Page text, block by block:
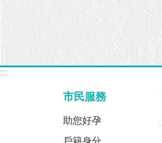
:::
市民服務
助您好孕
戶籍身分